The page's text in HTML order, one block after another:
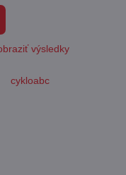
výsledky
cykloabc